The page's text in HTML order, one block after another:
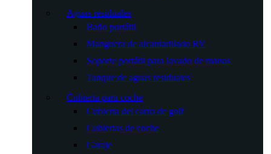
Aguas residuales
Baño portátil
Manguera de alcantarillado RV
Soporte portátil para lavado de manos
Tanque de aguas residuales
Cubierta para coche
Cubierta del carro de golf
Cubiertas de coche
Garaje